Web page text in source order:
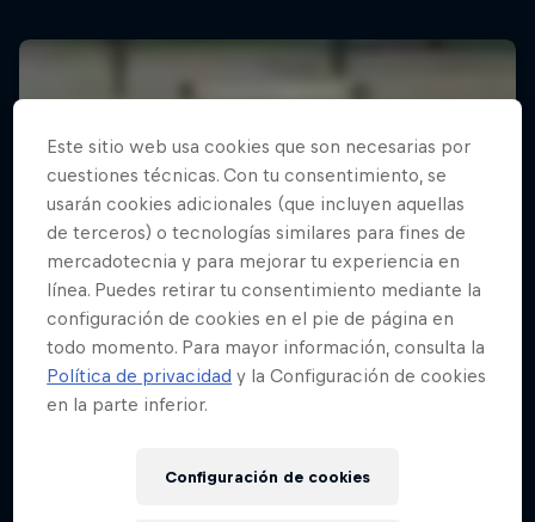
Este sitio web usa cookies que son necesarias por
cuestiones técnicas. Con tu consentimiento, se
usarán cookies adicionales (que incluyen aquellas
de terceros) o tecnologías similares para fines de
mercadotecnia y para mejorar tu experiencia en
línea. Puedes retirar tu consentimiento mediante la
configuración de cookies en el pie de página en
todo momento. Para mayor información, consulta la
Política de privacidad y la Configuración de cookies
en la parte inferior.
Configuración de cookies